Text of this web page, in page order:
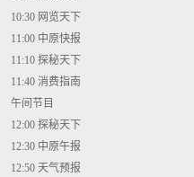
10:30 网览天下
11:00 中原快报
11:10 探秘天下
11:40 消费指南
午间节目
12:00 探秘天下
12:30 中原午报
12:50 天气预报